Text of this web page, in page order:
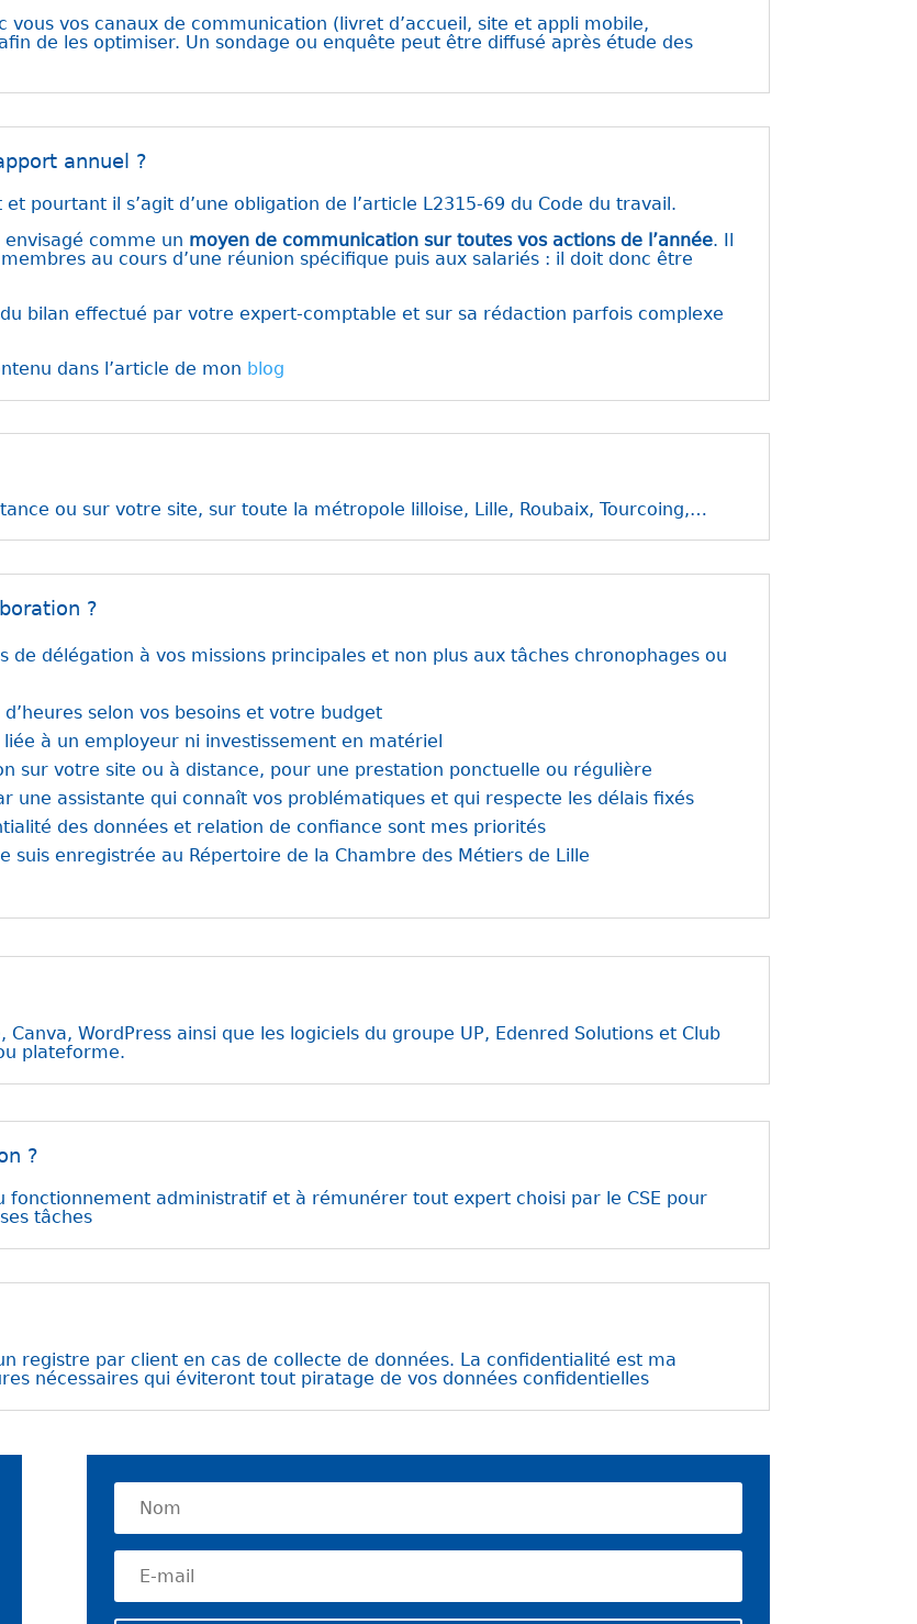
vous vos canaux de communication (livret d’accueil, site et appli mobile,
de les optimiser. Un sondage ou enquête peut être diffusé après étude des
annuel ?
pourtant il s’agit d’une obligation de l’article L2315-69 du Code du travail.
comme un moyen de communication sur toutes vos actions de l’année. Il
au cours d’une réunion spécifique puis aux salariés : il doit donc être
bilan effectué par votre expert-comptable et sur sa rédaction parfois complexe
dans l’article de mon blog
ou sur votre site, sur toute la métropole lilloise, Lille, Roubaix, Tourcoing,…
?
de délégation à vos missions principales et non plus aux tâches chronophages ou
selon vos besoins et votre budget
à un employeur ni investissement en matériel
sur votre site ou à distance, pour une prestation ponctuelle ou régulière
une assistante qui connaît vos problématiques et qui respecte les délais fixés
des données et relation de confiance sont mes priorités
suis enregistrée au Répertoire de la Chambre des Métiers de Lille
WordPress ainsi que les logiciels du groupe UP, Edenred Solutions et Club
plateforme.
?
fonctionnement administratif et à rémunérer tout expert choisi par le CSE pour
tâches
registre par client en cas de collecte de données. La confidentialité est ma
nécessaires qui éviteront tout piratage de vos données confidentielles